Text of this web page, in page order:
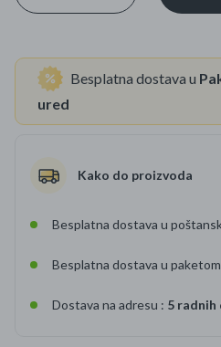
Besplatna dostava u
ured
Kako do proizvoda
Besplatna dostava u
Besplatna dostava u
Dostava na adresu : 5 radnih